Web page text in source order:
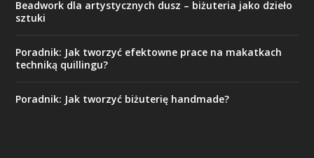
Beadwork dla artystycznych dusz – biżuteria jako dzieło
sztuki
Poradnik: Jak tworzyć efektowne prace na makatkach
techniką quillingu?
Poradnik: Jak tworzyć biżuterię handmade?